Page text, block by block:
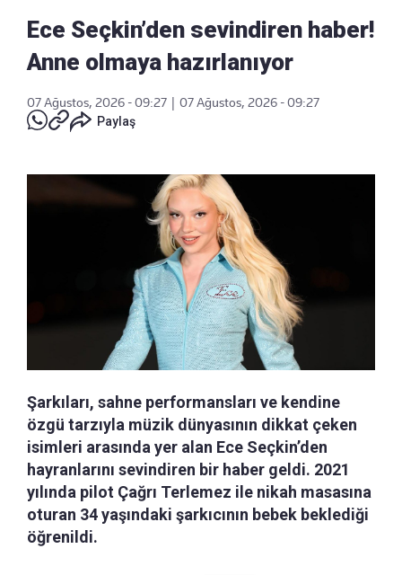
Ece Seçkin’den sevindiren haber!
Anne olmaya hazırlanıyor
07 Ağustos, 2026 - 09:27
07 Ağustos, 2026 - 09:27
Paylaş
Şarkıları, sahne performansları ve kendine
özgü tarzıyla müzik dünyasının dikkat çeken
isimleri arasında yer alan Ece Seçkin’den
hayranlarını sevindiren bir haber geldi. 2021
yılında pilot Çağrı Terlemez ile nikah masasına
oturan 34 yaşındaki şarkıcının bebek beklediği
öğrenildi.